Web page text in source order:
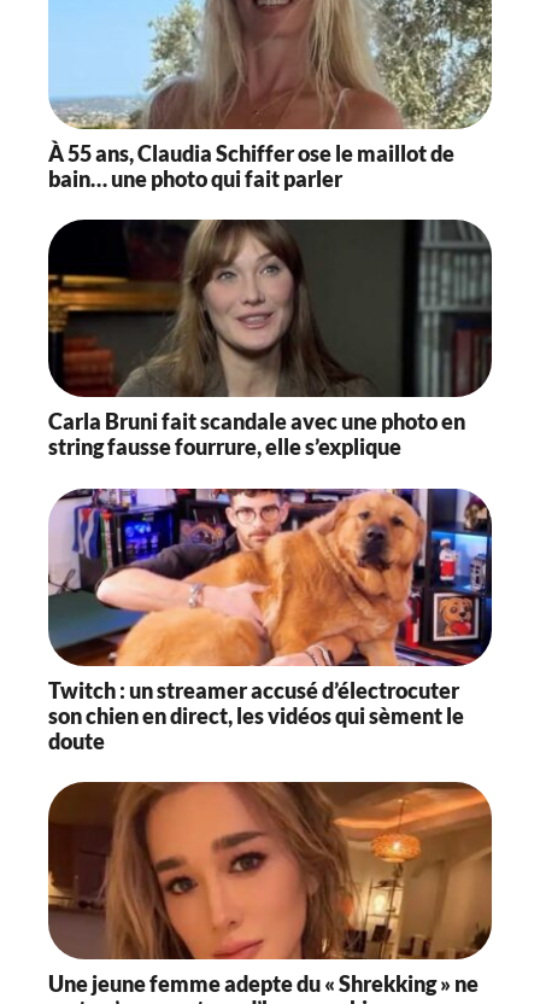
À 55 ans, Claudia Schiffer ose le maillot de
bain… une photo qui fait parler
Carla Bruni fait scandale avec une photo en
string fausse fourrure, elle s’explique
Twitch : un streamer accusé d’électrocuter
son chien en direct, les vidéos qui sèment le
doute
Une jeune femme adepte du « Shrekking » ne